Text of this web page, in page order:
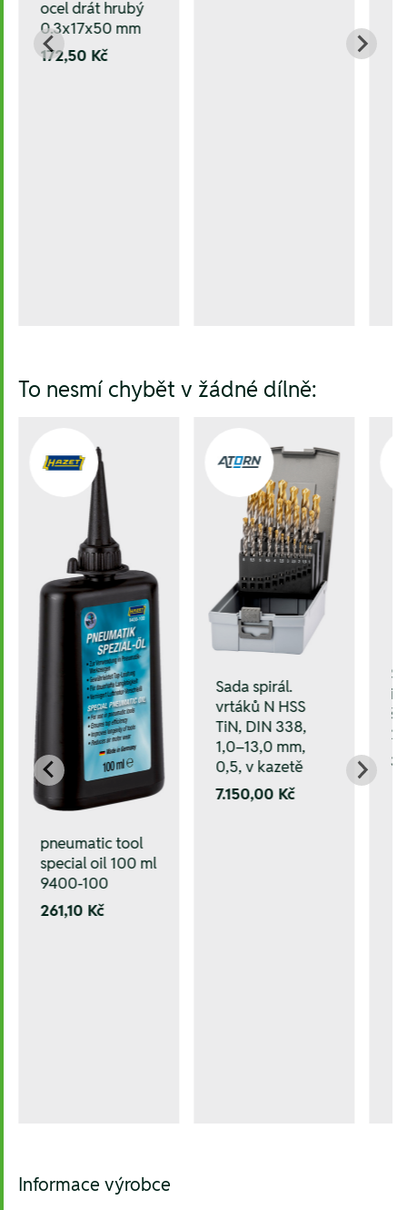
ocel drát hrubý
0.3x17x50 mm
172,50 Kč
To nesmí chybět v žádné dílně:
pneumatic tool
special oil 100 ml
9400-100
261,10 Kč
Sada spirál.
vrtáků N HSS
TiN, DIN 338,
1,0–13,0 mm,
0,5, v kazetě
7.150,00 Kč
Informace výrobce